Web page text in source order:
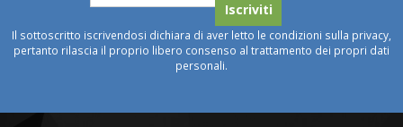
Il sottoscritto iscrivendosi dichiara di aver letto le condizioni sulla privacy,
pertanto rilascia il proprio libero consenso al trattamento dei propri dati
personali.